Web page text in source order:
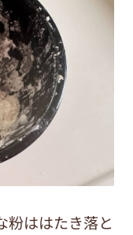
粉ははたき落と